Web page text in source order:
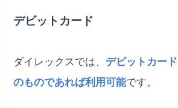
デビットカード
ダイレックスでは、 デビットカー
のものであれば利用可能です。